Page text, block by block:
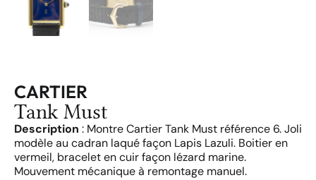
CARTIER
Tank Must
Description : Montre Cartier Tank Must référence 6. Joli
modèle au cadran laqué façon Lapis Lazuli. Boitier en
vermeil, bracelet en cuir façon lézard marine.
Mouvement mécanique à remontage manuel.